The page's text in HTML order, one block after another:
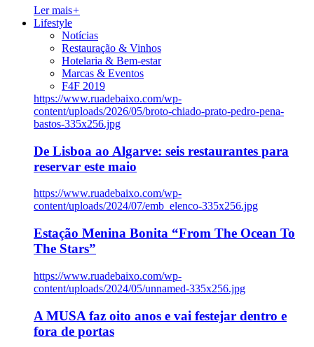
Ler mais+
Lifestyle
Notícias
Restauração & Vinhos
Hotelaria & Bem-estar
Marcas & Eventos
F4F 2019
https://www.ruadebaixo.com/wp-
content/uploads/2026/05/broto-chiado-prato-pedro-pena-
bastos-335x256.jpg
De Lisboa ao Algarve: seis restaurantes para
reservar este maio
https://www.ruadebaixo.com/wp-
content/uploads/2024/07/emb_elenco-335x256.jpg
Estação Menina Bonita “From The Ocean To
The Stars”
https://www.ruadebaixo.com/wp-
content/uploads/2024/05/unnamed-335x256.jpg
A MUSA faz oito anos e vai festejar dentro e
fora de portas